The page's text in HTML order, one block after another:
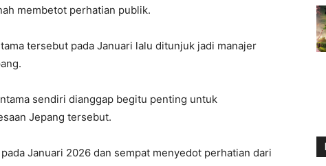
membetot perhatian publik.
tersebut pada Januari lalu ditunjuk jadi manajer
sendiri dianggap begitu penting untuk
Jepang tersebut.
Januari 2026 dan sempat menyedot perhatian dari